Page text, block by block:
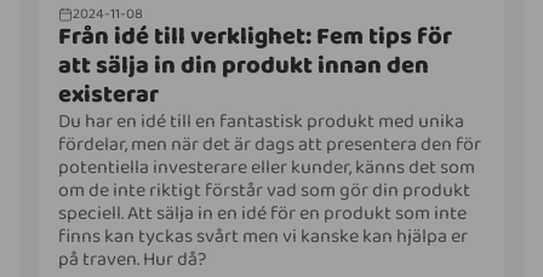
2024-11-08
Från idé till verklighet: Fem tips för
att sälja in din produkt innan den
existerar
Du har en idé till en fantastisk produkt med unika
fördelar, men när det är dags att presentera den för
potentiella investerare eller kunder, känns det som
om de inte riktigt förstår vad som gör din produkt
speciell. Att sälja in en idé för en produkt som inte
finns kan tyckas svårt men vi kanske kan hjälpa er
på traven. Hur då?